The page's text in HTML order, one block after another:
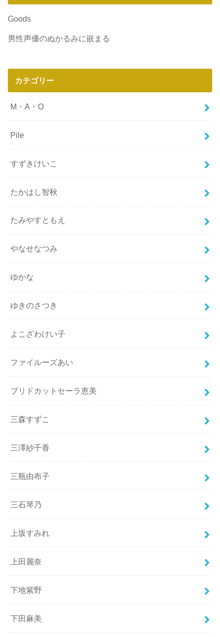
Goods
男性声優のぬかるみに嵌まる
カテゴリー
M・A・O
Pile
すずきけいこ
たかはし智秋
たみやすともえ
やなせなつみ
ゆかな
ゆきのさつき
よこざわけい子
ファイルーズあい
ブリドカットセーラ恵美
三森すずこ
三澤紗千香
三瓶由布子
三石琴乃
上坂すみれ
上田麗奈
下地紫野
下田麻美